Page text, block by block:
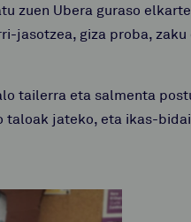
zuen Ubera guraso
jasotzea, giza proba,
tailerra eta salmenta
jateko, eta ikas-